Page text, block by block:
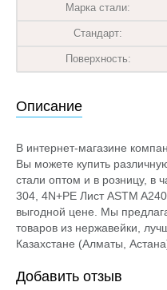
Марка стали:
Стандарт:
Поверхность:
Описание
В интернет-магазине
Вы можете купить
стали оптом и в розницу, в
304, 4N+PE Лист ASTM
выгодной цене. Мы
товаров из нержавейки,
Казахстане (Алматы,
Добавить отзыв